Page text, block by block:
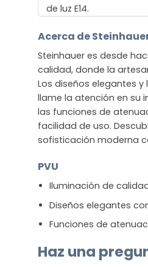
de luz E14.
Acerca de
Steinhauer es desde
calidad, donde la
Los diseños elegantes
llame la atención en su
las funciones de
facilidad de uso.
sofisticación moderna
PVU
Iluminación de
Diseños elegantes
Funciones de
Haz una